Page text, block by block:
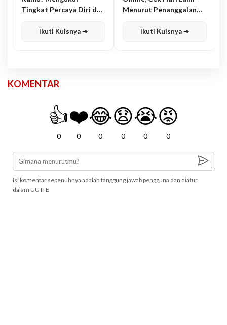
Tingkat Percaya Diri dan
Ikuti Kuisnya ➔
Menurut Penanggalan
Ikuti Kuisnya ➔
KOMENTAR
👍
0
❤️
0
😂
0
😧
0
😭
0
😡
0
Isi komentar sepenuhnya adalah tanggung jawab pengguna dan diatur
dalam UU ITE